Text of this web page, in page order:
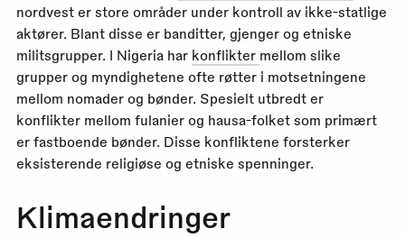
nordvest er store områder under kontroll av ikke-statlige
aktører. Blant disse er banditter, gjenger og etniske
militsgrupper. I Nigeria har konflikter mellom slike
grupper og myndighetene ofte røtter i motsetningene
mellom nomader og bønder. Spesielt utbredt er
konflikter mellom fulanier og hausa-folket som primært
er fastboende bønder. Disse konfliktene forsterker
eksisterende religiøse og etniske spenninger.
Klimaendringer